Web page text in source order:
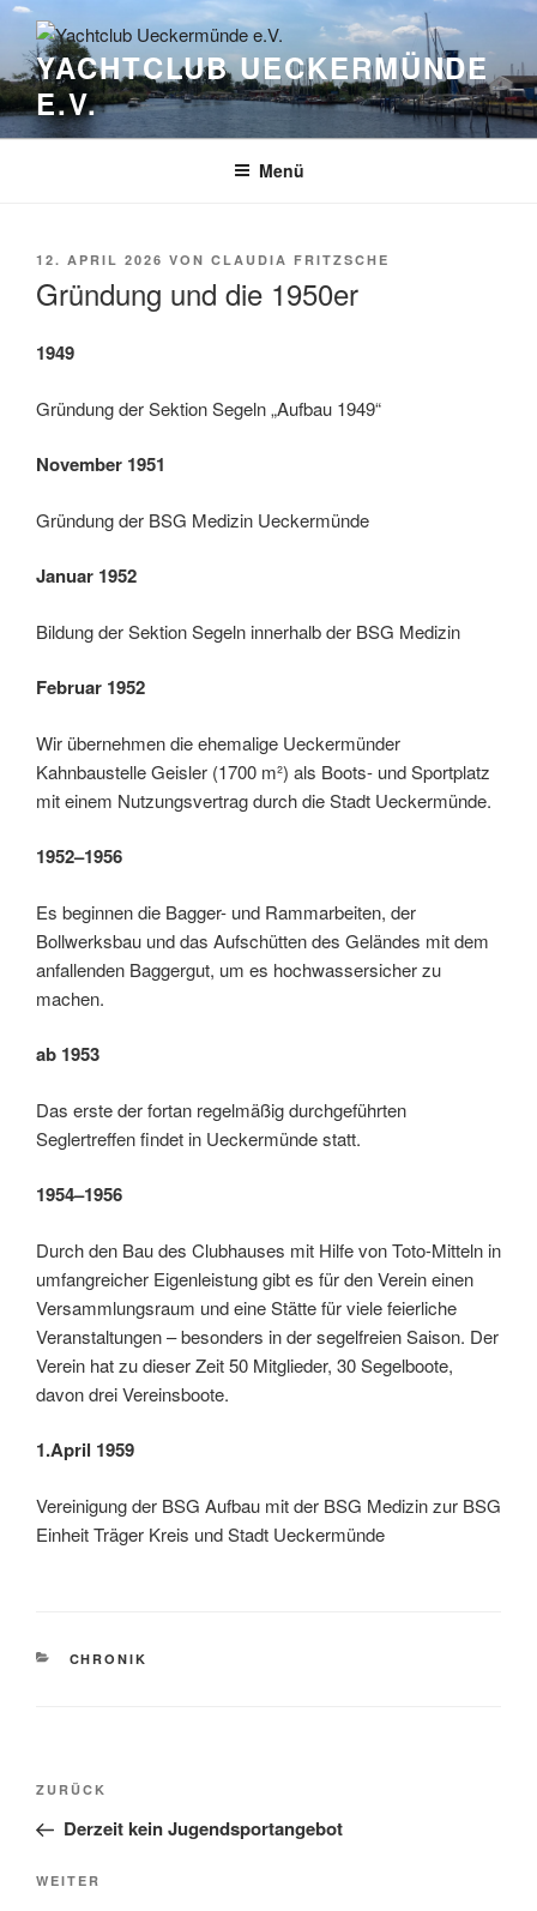
Zum
Inhalt
springenYACHTCLUB UECKERMÜNDE
E.V.
Menü
VERÖFFENTLICHT
12. APRIL 2026 VON CLAUDIA FRITZSCHE
Gründung und die 1950er
1949
Gründung der Sektion Segeln „Aufbau 1949“
November 1951
Gründung der BSG Medizin Ueckermünde
Januar 1952
Bildung der Sektion Segeln innerhalb der BSG Medizin
Februar 1952
Wir übernehmen die ehemalige Ueckermünder
Kahnbaustelle Geisler (1700 m²) als Boots- und Sportplatz
mit einem Nutzungsvertrag durch die Stadt Ueckermünde.
1952–1956
Es beginnen die Bagger- und Rammarbeiten, der
Bollwerksbau und das Aufschütten des Geländes mit dem
anfallenden Baggergut, um es hochwassersicher zu
machen.
ab 1953
Das erste der fortan regelmäßig durchgeführten
Seglertreffen findet in Ueckermünde statt.
1954–1956
Durch den Bau des Clubhauses mit Hilfe von Toto-Mitteln in
umfangreicher Eigenleistung gibt es für den Verein einen
Versammlungsraum und eine Stätte für viele feierliche
Veranstaltungen – besonders in der segelfreien Saison. Der
Verein hat zu dieser Zeit 50 Mitglieder, 30 Segelboote,
davon drei Vereinsboote.
1.April 1959
Vereinigung der BSG Aufbau mit der BSG Medizin zur BSG
Einheit Träger Kreis und Stadt Ueckermünde
KATEGORIEN
CHRONIK
Beitragsnavigation
Vorheriger
Beitrag
ZURÜCK
Derzeit kein Jugendsportangebot
Nächster
WEITER